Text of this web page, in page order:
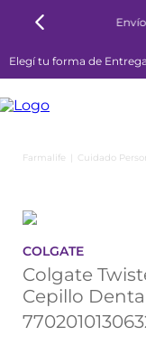
Elegí tu forma de Entrega
Cuidado
COLGATE
Colgate
Cepillo